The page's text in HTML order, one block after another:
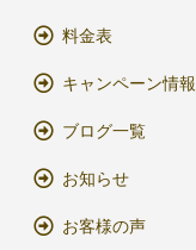
料金表
キャンペーン情報
ブログ一覧
お知らせ
お客様の声